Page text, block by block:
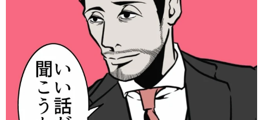
く変わりました。写真や動画も含め、本当に様々な分野の
資料が必要だと思っています」
◇ ◇
コロナ危機への政府の対応は当初後手後手に回り、アベノ
マスクも不評を買いました。一方で、コロナ禍という歴史